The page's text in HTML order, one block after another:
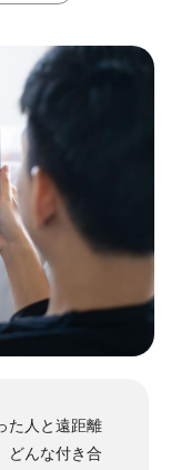
た人と遠距離
どんな付き合